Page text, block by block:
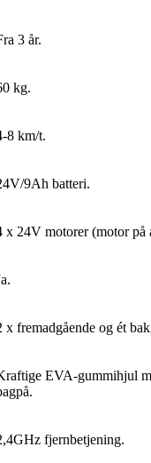
3 år.
kg.
8 km/t.
9Ah batteri.
x 24V motorer (motor på
x fremadgående og ét
EVA-gummihjul
fjernbetjening.